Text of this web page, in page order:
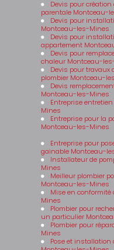
Devis pour
parentale Montceau-
Devis pour
Montceau-les-Mines
Devis pour
appartement
Devis pour
chaleur Montceau-
Devis pour travaux
plombier Montceau-
Devis
Montceau-les-Mines
Entreprise
Mines
Entreprise pour la
Montceau-les-Mines
Entreprise pour
gainable Montceau-
Installateur de
Mines
Meilleur plombier
Montceau-les-Mines
Mise en
Mines
Plombier pour
un particulier
Plombier pour
Mines
Pose et